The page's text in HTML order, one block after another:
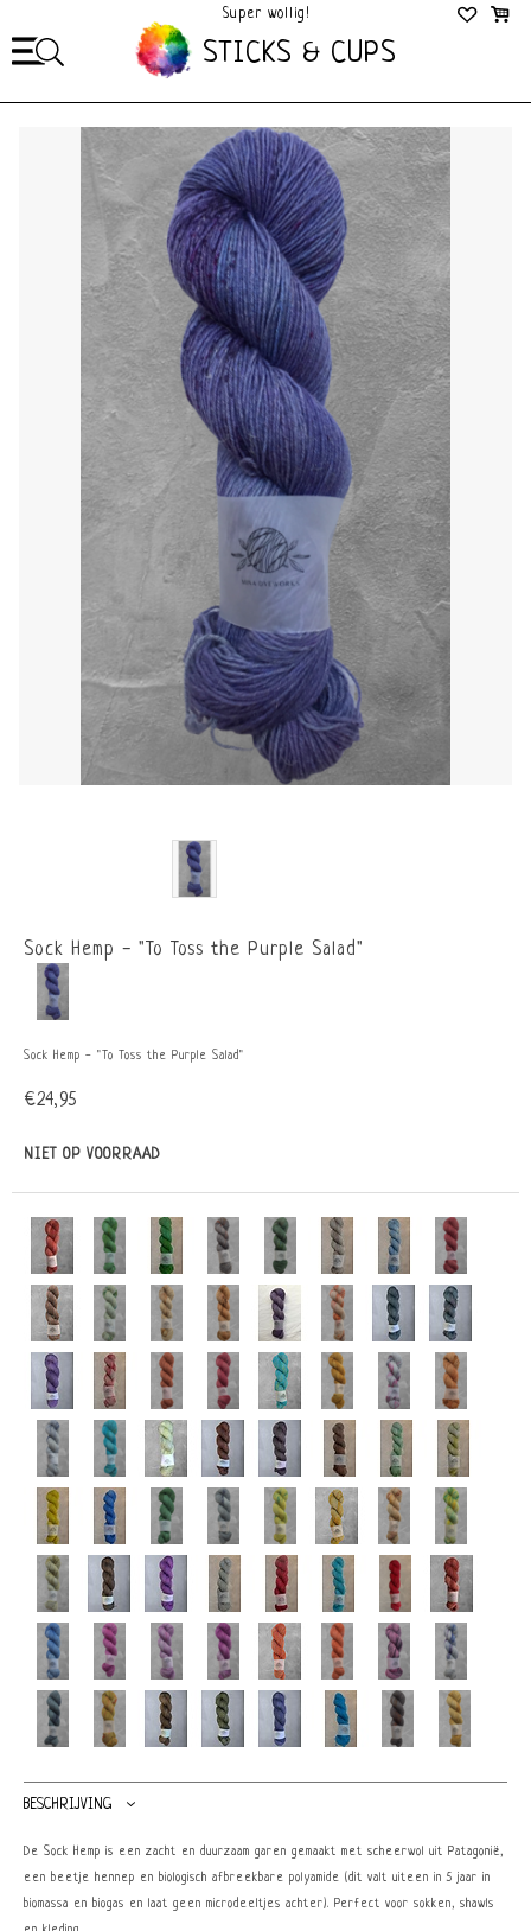
Super wollig!
Mega Gezellig!
STICKS & CUPS
Sock Hemp - "To Toss the Purple Salad"
Sock Hemp - "To Toss the Purple Salad"
€24,95
NIET OP VOORRAAD
BESCHRIJVING
De Sock Hemp is een zacht en duurzaam garen gemaakt met scheerwol uit Patagonië,
een beetje hennep en biologisch afbreekbare polyamide (dit valt uiteen in 5 jaar in
biomassa en biogas en laat geen microdeeltjes achter). Perfect voor sokken, shawls